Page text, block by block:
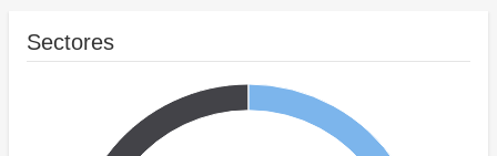
Sectores